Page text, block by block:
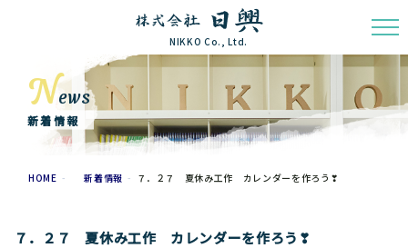
NIKKO Co., Ltd.
News
新着情報
HOME 新着情報 ７．２７ 夏休み工作 カレンダーを作ろう❣
７．２７ 夏休み工作 カレンダーを作ろう❣